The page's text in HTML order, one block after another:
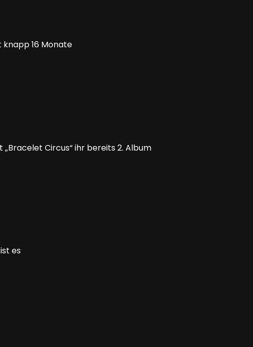
knapp 16 Monate
Circus“ ihr bereits 2. Album
es